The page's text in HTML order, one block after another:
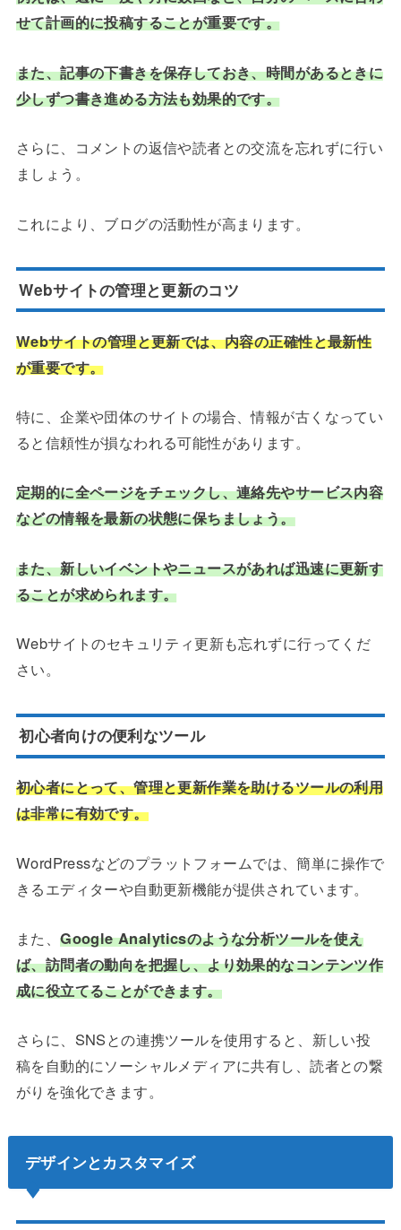
せて計画的に投稿することが重要です。
また、記事の下書きを保存しておき、時間があるときに
少しずつ書き進める方法も効果的です。
さらに、コメントの返信や読者との交流を忘れずに行い
ましょう。
これにより、ブログの活動性が高まります。
Webサイトの管理と更新のコツ
Webサイトの管理と更新では、内容の正確性と最新性
が重要です。
特に、企業や団体のサイトの場合、情報が古くなってい
ると信頼性が損なわれる可能性があります。
定期的に全ページをチェックし、連絡先やサービス内容
などの情報を最新の状態に保ちましょう。
また、新しいイベントやニュースがあれば迅速に更新す
ることが求められます。
Webサイトのセキュリティ更新も忘れずに行ってくだ
さい。
初心者向けの便利なツール
初心者にとって、管理と更新作業を助けるツールの利用
は非常に有効です。
WordPressなどのプラットフォームでは、簡単に操作で
きるエディターや自動更新機能が提供されています。
また、Google Analyticsのような分析ツールを使え
ば、訪問者の動向を把握し、より効果的なコンテンツ作
成に役立てることができます。
さらに、SNSとの連携ツールを使用すると、新しい投
稿を自動的にソーシャルメディアに共有し、読者との繋
がりを強化できます。
デザインとカスタマイズ